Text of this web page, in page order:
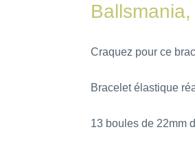
Craquez pour ce
Bracelet élastique
13 boules de 22mm